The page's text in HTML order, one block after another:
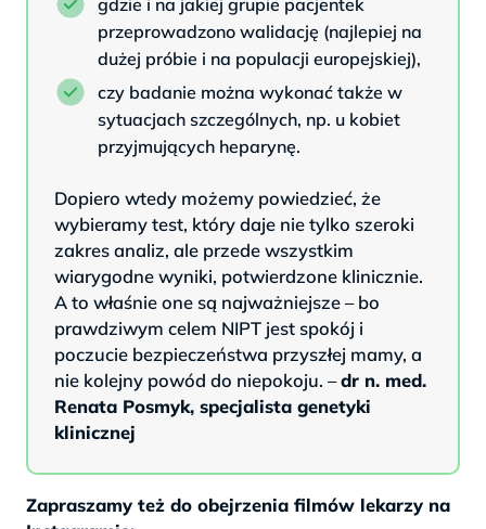
gdzie i na jakiej grupie pacjentek
przeprowadzono walidację (najlepiej na
dużej próbie i na populacji europejskiej),
czy badanie można wykonać także w
sytuacjach szczególnych, np. u kobiet
przyjmujących heparynę.
Dopiero wtedy możemy powiedzieć, że
wybieramy test, który daje nie tylko szeroki
zakres analiz, ale przede wszystkim
wiarygodne wyniki, potwierdzone klinicznie.
A to właśnie one są najważniejsze – bo
prawdziwym celem NIPT jest spokój i
poczucie bezpieczeństwa przyszłej mamy, a
nie kolejny powód do niepokoju. –dr n. med.
Renata Posmyk, specjalista genetyki
klinicznej
Zapraszamy też do obejrzenia filmów lekarzy na